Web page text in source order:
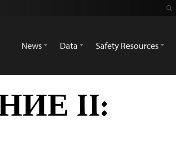
News
Data Safety Resources
II: